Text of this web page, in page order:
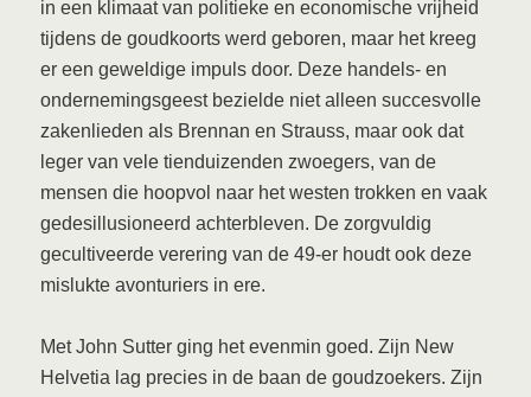
in een klimaat van politieke en economische vrijheid
tijdens de goudkoorts werd geboren, maar het kreeg
er een geweldige impuls door. Deze handels- en
ondernemingsgeest bezielde niet alleen succesvolle
zakenlieden als Brennan en Strauss, maar ook dat
leger van vele tienduizenden zwoegers, van de
mensen die hoopvol naar het westen trokken en vaak
gedesillusioneerd achterbleven. De zorgvuldig
gecultiveerde verering van de 49-er houdt ook deze
mislukte avonturiers in ere.
Met John Sutter ging het evenmin goed. Zijn New
Helvetia lag precies in de baan de goudzoekers. Zijn